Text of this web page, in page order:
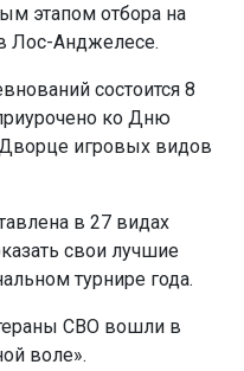
этапом отбора на
Лос-Анджелесе.
состоится 8
ко Дню
игровых видов
в 27 видах
свои лучшие
турнире года.
СВО вошли в
воле».